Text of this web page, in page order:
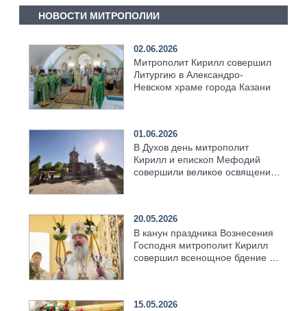
НОВОСТИ МИТРОПОЛИИ
02.06.2026
Митрополит Кирилл совершил
Литургию в Александро-
Невском храме города Казани
01.06.2026
В Духов день митрополит
Кирилл и епископ Мефодий
совершили великое освящение
20.05.2026
В канун праздника Вознесения
Господня митрополит Кирилл
совершил всенощное бдение в
15.05.2026